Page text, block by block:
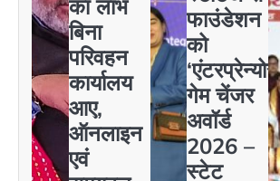
का लाभ
बिना
परिवहन
कार्यालय
आए,
ऑनलाइन
एवं
फाउंडेशन
को
‘एंटरप्रेन्योर
गेम चेंजर
अवॉर्ड
2026 –
स्टेट